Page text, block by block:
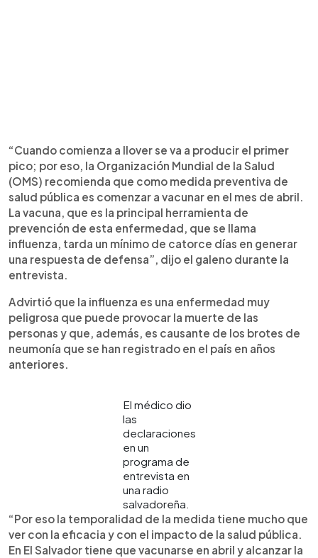
“Cuando comienza a llover se va a producir el primer
pico; por eso, la Organización Mundial de la Salud
(OMS) recomienda que como medida preventiva de
salud pública es comenzar a vacunar en el mes de abril.
La vacuna, que es la principal herramienta de
prevención de esta enfermedad, que se llama
influenza, tarda un mínimo de catorce días en generar
una respuesta de defensa”, dijo el galeno durante la
entrevista.
Advirtió que la influenza es una enfermedad muy
peligrosa que puede provocar la muerte de las
personas y que, además, es causante de los brotes de
neumonía que se han registrado en el país en años
anteriores.
El médico dio
las
declaraciones
en un
programa de
entrevista en
una radio
salvadoreña.
“Por eso la temporalidad de la medida tiene mucho que
ver con la eficacia y con el impacto de la salud pública.
En El Salvador tiene que vacunarse en abril y alcanzar la